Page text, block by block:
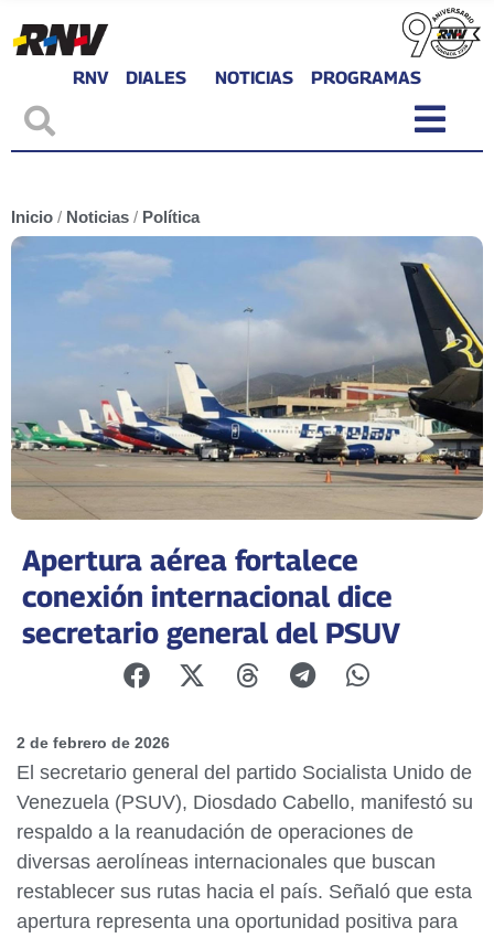
RNV DIALES NOTICIAS PROGRAMAS
Inicio / Noticias / Política
Apertura aérea fortalece
conexión internacional dice
secretario general del PSUV
2 de febrero de 2026
El secretario general del partido Socialista Unido de
Venezuela (PSUV), Diosdado Cabello, manifestó su
respaldo a la reanudación de operaciones de
diversas aerolíneas internacionales que buscan
restablecer sus rutas hacia el país. Señaló que esta
apertura representa una oportunidad positiva para